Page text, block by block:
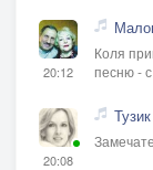
20:12
Коля
песню -
20:08